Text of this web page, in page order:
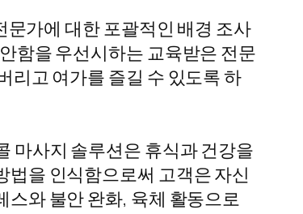
가에 대한 포괄적인 배경 조사
함을 우선시하는 교육받은 전문
리고 여가를 즐길 수 있도록 하
마사지 솔루션은 휴식과 건강을
을 인식함으로써 고객은 자신
와 불안 완화, 육체 활동으로